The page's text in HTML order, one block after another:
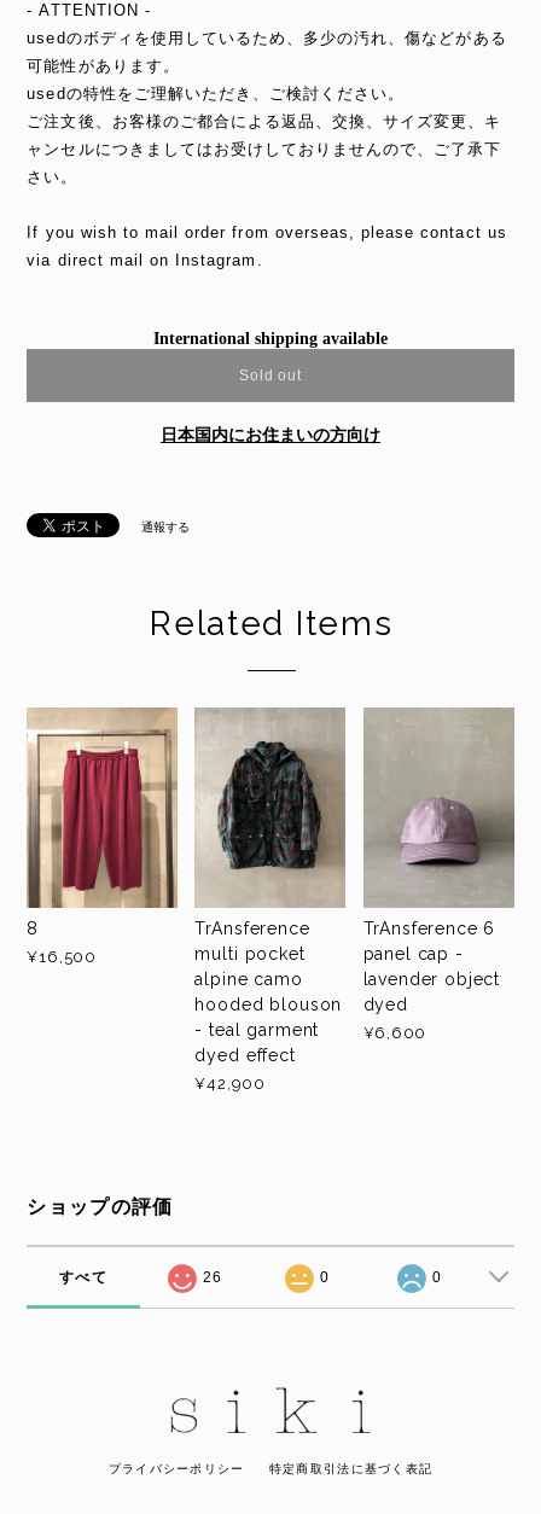
- ATTENTION -
usedのボディを使用しているため、多少の汚れ、傷などがある
可能性があります。
usedの特性をご理解いただき、ご検討ください。
ご注文後、お客様のご都合による返品、交換、サイズ変更、キ
ャンセルにつきましてはお受けしておりませんので、ご了承下
さい。
If you wish to mail order from overseas, please contact us
via direct mail on Instagram.
International shipping available
Sold out
日本国内にお住まいの方向け
通報する
Related Items
8
¥16,500
TrAnsference
multi pocket
alpine camo
hooded blouson
- teal garment
dyed effect
¥42,900
TrAnsference 6
panel cap -
lavender object
dyed
¥6,600
ショップの評価
すべて 26 0 0
プライバシーポリシー 特定商取引法に基づく表記